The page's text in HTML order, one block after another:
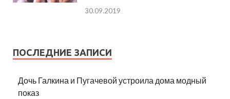
30.09.2019
ПОСЛЕДНИЕ ЗАПИСИ
Дочь Галкина и Пугачевой устроила дома модный
показ